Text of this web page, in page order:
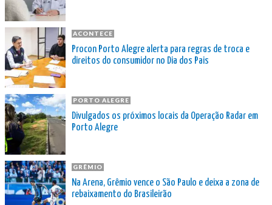
ACONTECE
Procon Porto Alegre alerta para regras de troca e
direitos do consumidor no Dia dos Pais
PORTO ALEGRE
Divulgados os próximos locais da Operação Radar em
Porto Alegre
GRÊMIO
Na Arena, Grêmio vence o São Paulo e deixa a zona de
rebaixamento do Brasileirão